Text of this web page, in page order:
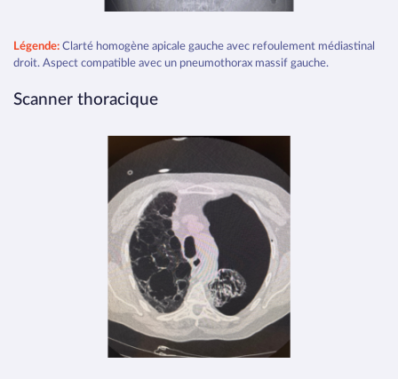
Légende: Clarté homogène apicale gauche avec refoulement médiastinal
droit. Aspect compatible avec un pneumothorax massif gauche.
Scanner thoracique